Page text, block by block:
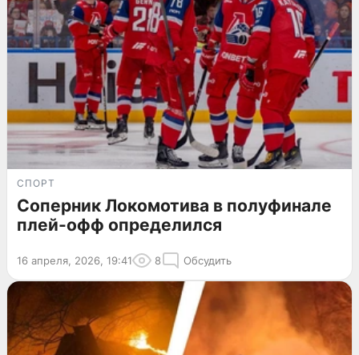
СПОРТ
Соперник Локомотива в полуфинале
плей-офф определился
16 апреля, 2026, 19:41 8 Обсудить